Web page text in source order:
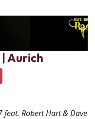
Aurich
feat. Robert Hart & Dave